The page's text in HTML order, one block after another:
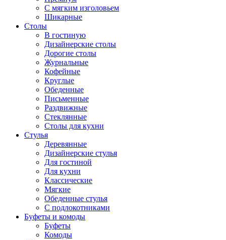
С мягким изголовьем
Шикарные
Столы
В гостиную
Дизайнерские столы
Дорогие столы
Журнальные
Кофейные
Круглые
Обеденные
Письменные
Раздвижные
Стеклянные
Столы для кухни
Стулья
Деревянные
Дизайнерские стулья
Для гостиной
Для кухни
Классические
Мягкие
Обеденные стулья
С подлокотниками
Буфеты и комоды
Буфеты
Комоды